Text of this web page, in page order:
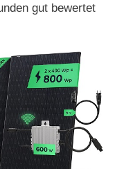
gut bewertet